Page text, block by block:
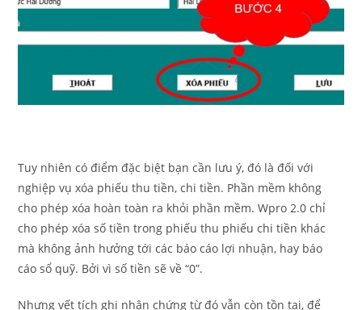
Tuy nhiên có điểm đặc biệt bạn cần lưu ý, đó là đối với
nghiệp vụ xóa phiếu thu tiền, chi tiền. Phần mềm không
cho phép xóa hoàn toàn ra khỏi phần mềm. Wpro 2.0 chỉ
cho phép xóa số tiền trong phiếu thu phiếu chi tiền khác
mà không ảnh hưởng tới các báo cáo lợi nhuận, hay báo
cáo sổ quỹ. Bởi vì số tiền sẽ về “0”.
Nhưng vết tích ghi nhận chứng từ đó vẫn còn tồn tại, để